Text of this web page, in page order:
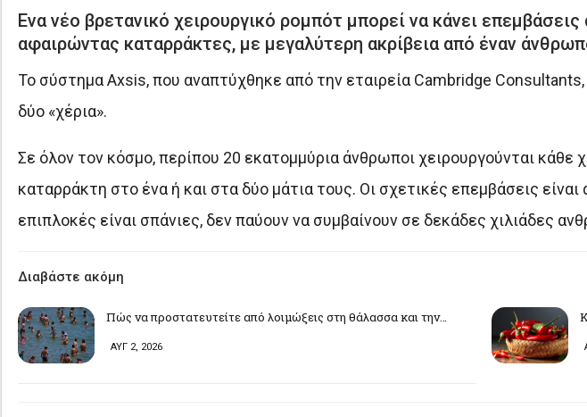
Eνα νέο βρετανικό χειρουργικό ρομπότ μπορεί να κάνει
αφαιρώντας καταρράκτες, με μεγαλύτερη ακρίβεια από έναν
Το σύστημα Axsis, που αναπτύχθηκε από την εταιρεία Cambridge Consultants,
δύο «χέρια».
Σε όλον τον κόσμο, περίπου 20 εκατομμύρια άνθρωποι χειρουργούνται κάθε
καταρράκτη στο ένα ή και στα δύο μάτια τους. Οι σχετικές επεμβάσεις
επιπλοκές είναι σπάνιες, δεν παύουν να συμβαίνουν σε δεκάδες χιλιάδες
Διαβάστε ακόμη
Πώς να προστατευτείτε από λοιμώξεις στη θάλασσα και την…
ΑΥΓ 2, 2026